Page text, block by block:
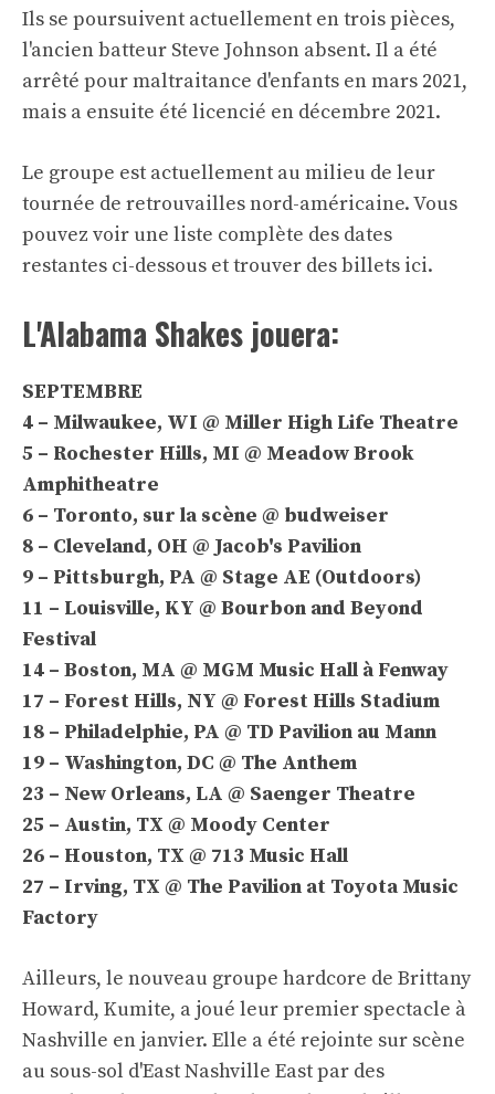
Ils se poursuivent actuellement en trois pièces,
l'ancien batteur Steve Johnson absent. Il a été
arrêté pour maltraitance d'enfants en mars 2021,
mais a ensuite été licencié en décembre 2021.
Le groupe est actuellement au milieu de leur
tournée de retrouvailles nord-américaine. Vous
pouvez voir une liste complète des dates
restantes ci-dessous et trouver des billets ici.
L'Alabama Shakes jouera:
SEPTEMBRE
4 – Milwaukee, WI @ Miller High Life Theatre
5 – Rochester Hills, MI @ Meadow Brook
Amphitheatre
6 – Toronto, sur la scène @ budweiser
8 – Cleveland, OH @ Jacob's Pavilion
9 – Pittsburgh, PA @ Stage AE (Outdoors)
11 – Louisville, KY @ Bourbon and Beyond
Festival
14 – Boston, MA @ MGM Music Hall à Fenway
17 – Forest Hills, NY @ Forest Hills Stadium
18 – Philadelphie, PA @ TD Pavilion au Mann
19 – Washington, DC @ The Anthem
23 – New Orleans, LA @ Saenger Theatre
25 – Austin, TX @ Moody Center
26 – Houston, TX @ 713 Music Hall
27 – Irving, TX @ The Pavilion at Toyota Music
Factory
Ailleurs, le nouveau groupe hardcore de Brittany
Howard, Kumite, a joué leur premier spectacle à
Nashville en janvier. Elle a été rejointe sur scène
au sous-sol d'East Nashville East par des